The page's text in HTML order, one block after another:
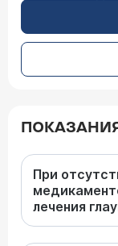
ПОКАЗАНИЯ
При
лечения